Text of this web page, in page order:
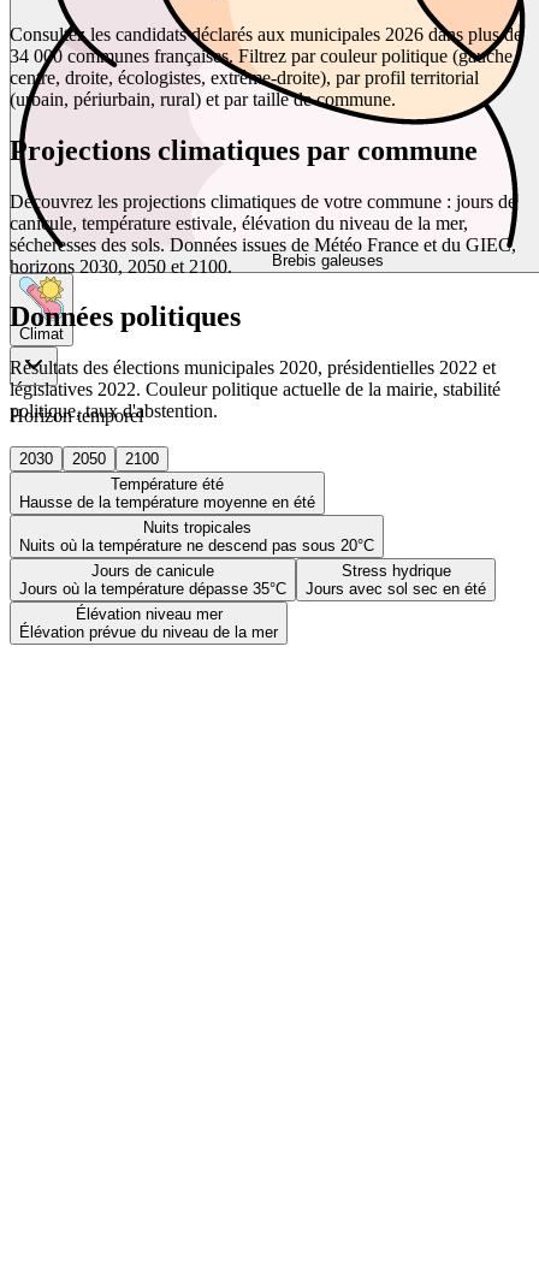
Brebis galeuses
Climat
Horizon temporel
2030 2050
2100
Température été
Hausse de la température moyenne en été
Nuits tropicales
Nuits où la température ne descend pas sous 20°C
Jours de canicule
Jours où la température dépasse 35°C
Stress hydrique
Jours avec sol sec en été
Élévation niveau mer
Élévation prévue du niveau de la mer
Consultez les candidats déclarés aux municipales 2026 dans plus de
34 000 communes françaises. Filtrez par couleur politique (gauche,
centre, droite, écologistes, extrême-droite), par profil territorial
(urbain, périurbain, rural) et par taille de commune.
Projections climatiques par commune
Découvrez les projections climatiques de votre commune : jours de
canicule, température estivale, élévation du niveau de la mer,
sécheresses des sols. Données issues de Météo France et du GIEC,
horizons 2030, 2050 et 2100.
Données politiques
Résultats des élections municipales 2020, présidentielles 2022 et
législatives 2022. Couleur politique actuelle de la mairie, stabilité
politique, taux d'abstention.